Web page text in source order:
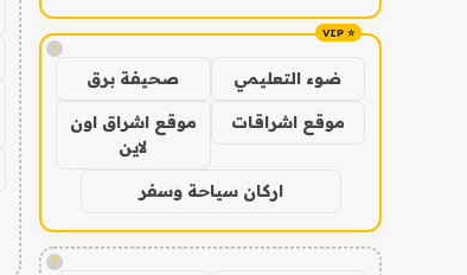
!
ضوء التعليمي صحيفة برق
موقع اشراقات
موقع اشراق اون
لاين
اركان سياحة وسفر
!